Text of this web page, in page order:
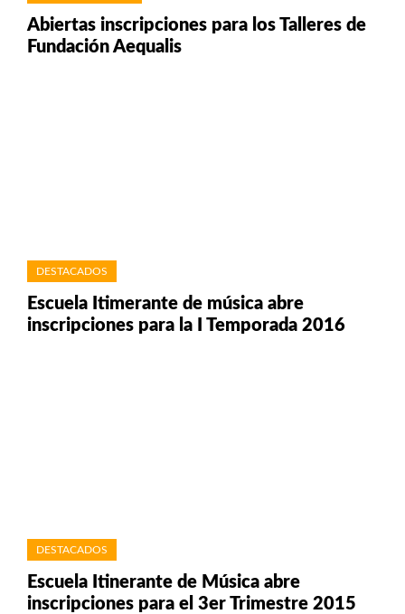
Abiertas inscripciones para los Talleres de
Fundación Aequalis
DESTACADOS
Escuela Itimerante de música abre
inscripciones para la I Temporada 2016
DESTACADOS
Escuela Itinerante de Música abre
inscripciones para el 3er Trimestre 2015